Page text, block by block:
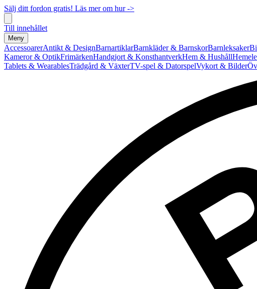
Sälj ditt fordon gratis! Läs mer om hur ->
Till innehållet
Meny
AccessoarerAntikt & DesignBarnartiklarBarnkläder & BarnskorBarnleksaker
Kameror & OptikFrimärkenHandgjort & KonsthantverkHem & Hushåll
Tablets & WearablesTrädgård & VäxterTV-spel & DatorspelVykort & Bilder